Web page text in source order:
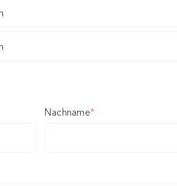
Nachname*(required)